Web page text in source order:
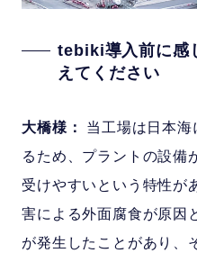
tebiki導入前に感
えてください
大橋様：
当工場は日本
るため、プラントの設備
受けやすいという特性が
害による外面腐食が原因
が発生したことがあり、